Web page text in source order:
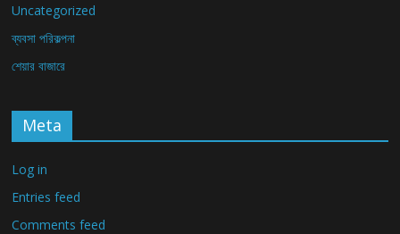
Uncategorized
ব্যবসা পরিকল্পনা
শেয়ার বাজারে
Meta
Log in
Entries feed
Comments feed